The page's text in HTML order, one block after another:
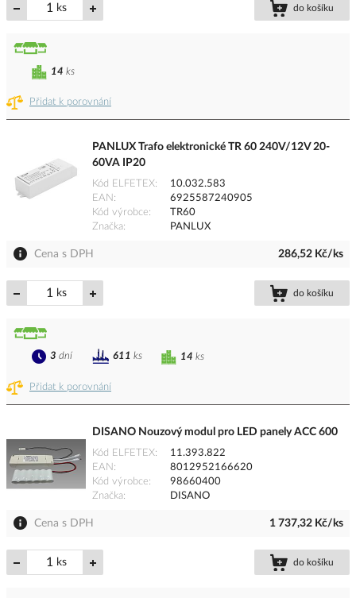
ks do košíku
Přidat k porovnání
14 ks
PANLUX Trafo elektronické TR 60 240V/12V 20-
60VA IP20
Kód ELFETEX
10.032.583
EAN
6925587240905
Kód výrobce
TR60
Značka
PANLUX
Cena s DPH 286,52 Kč/ks
ks do košíku
Přidat k porovnání
14 ks
3 dní 611 ks
DISANO Nouzový modul pro LED panely ACC 600
Kód ELFETEX
11.393.822
EAN
8012952166620
Kód výrobce
98660400
Značka
DISANO
Cena s DPH 1 737,32 Kč/ks
ks do košíku